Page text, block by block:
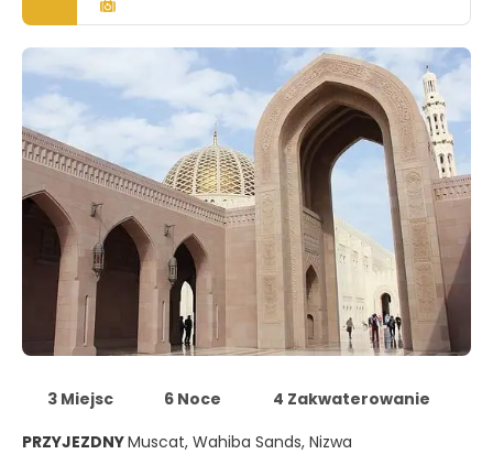
3 Miejsc 6 Noce
4 Zakwaterowanie
PRZYJEZDNYMuscat, Wahiba Sands, Nizwa